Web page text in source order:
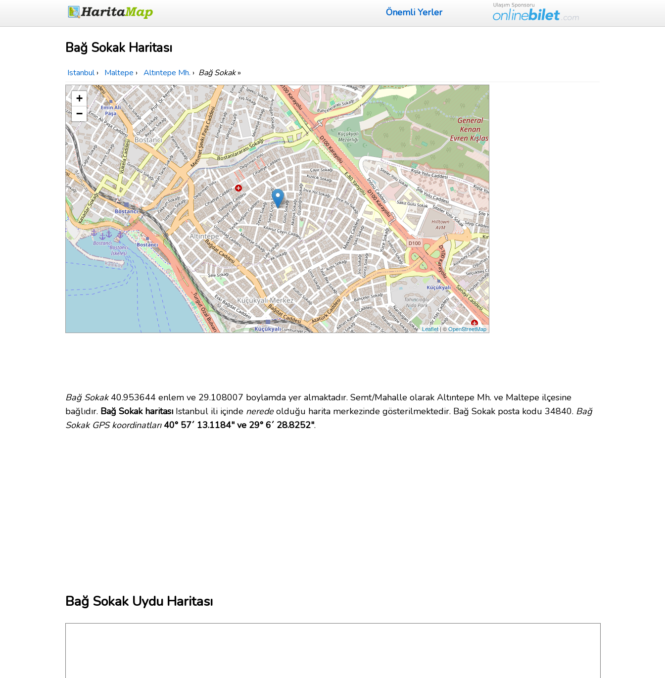
Önemli Yerler
Bağ Sokak Haritası
Istanbul › Maltepe › Altıntepe Mh. › Bağ Sokak»
+
−
Leaflet| ©OpenStreetMap
Bağ Sokak40.953644 enlem ve 29.108007 boylamda yer almaktadır. Semt/Mahalle olarak Altıntepe Mh. ve Maltepe ilçesine
bağlıdır. Bağ Sokak haritası Istanbul ili içinde neredeolduğu harita merkezinde gösterilmektedir. Bağ Sokak posta kodu 34840. Bağ
Sokak GPS koordinatları 40° 57´ 13.1184" ve 29° 6´ 28.8252".
Bağ Sokak Uydu Haritası